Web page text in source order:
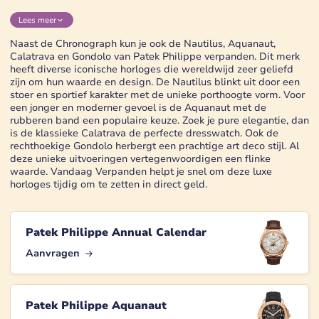
Lees meer
Naast de Chronograph kun je ook de Nautilus, Aquanaut,
Calatrava en Gondolo van Patek Philippe verpanden. Dit merk
heeft diverse iconische horloges die wereldwijd zeer geliefd
zijn om hun waarde en design. De Nautilus blinkt uit door een
stoer en sportief karakter met de unieke porthoogte vorm. Voor
een jonger en moderner gevoel is de Aquanaut met de
rubberen band een populaire keuze. Zoek je pure elegantie, dan
is de klassieke Calatrava de perfecte dresswatch. Ook de
rechthoekige Gondolo herbergt een prachtige art deco stijl. Al
deze unieke uitvoeringen vertegenwoordigen een flinke
waarde. Vandaag Verpanden helpt je snel om deze luxe
horloges tijdig om te zetten in direct geld.
Patek Philippe Annual Calendar
Aanvragen
Patek Philippe Aquanaut